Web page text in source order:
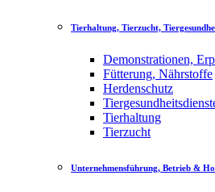
Tierhaltung, Tierzucht,
Demonstrationen,
Fütterung, Nährstoffe
Herdenschutz
Tierhaltung
Tierzucht
Unternehmensführung, Betrieb &